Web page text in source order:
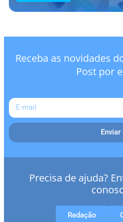
Receba as novidades
Post por
Enviar
Precisa de ajuda?
Redação